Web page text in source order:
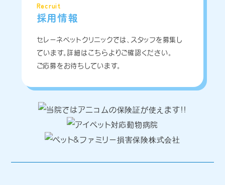
Recruit
採用情報
セレーネペットクリニックでは、スタッフを募集し
ています。詳細はこちらよりご確認ください。
ご応募をお待ちしています。